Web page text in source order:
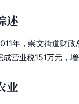
述
年，崇文街道财
成营业税151万元，
业